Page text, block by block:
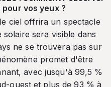
vos yeux ?
ciel offrira un spectacle
sera visible dans
ne se trouvera pas sur
promet d'être
avec jusqu'à 99,5 %
ouest et plus de 93 % à